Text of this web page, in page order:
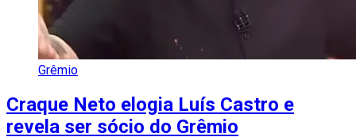
Grêmio
Craque Neto elogia Luís Castro e
revela ser sócio do Grêmio